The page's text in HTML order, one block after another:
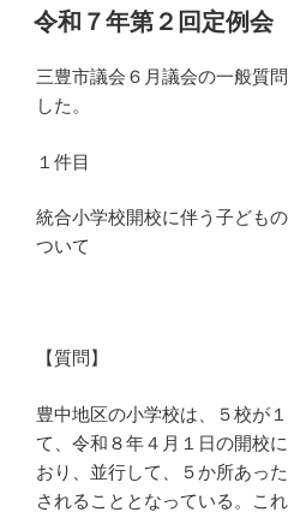
稿
日:
令和７年第２回定例
三豊市議会６月議会の一般質
した。
１件目
統合小学校開校に伴う子ども
ついて
【質問】
豊中地区の小学校は、５校が
て、令和８年４月１日の開校
おり、並行して、５か所あっ
されることとなっている。こ